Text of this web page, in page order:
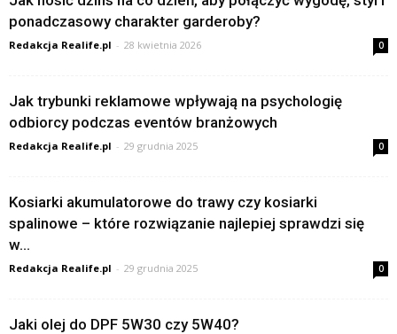
ponadczasowy charakter garderoby?
Redakcja Realife.pl - 28 kwietnia 2026 0
Jak trybunki reklamowe wpływają na psychologię
odbiorcy podczas eventów branżowych
Redakcja Realife.pl - 29 grudnia 2025 0
Kosiarki akumulatorowe do trawy czy kosiarki
spalinowe – które rozwiązanie najlepiej sprawdzi się
w...
Redakcja Realife.pl - 29 grudnia 2025 0
Jaki olej do DPF 5W30 czy 5W40?